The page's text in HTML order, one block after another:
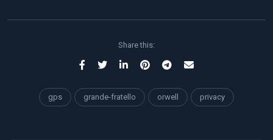
Share this:
gps grande-fratello orwell privacy